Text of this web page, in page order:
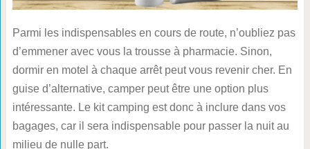
Parmi les indispensables en cours de route, n’oubliez pas
d’emmener avec vous la trousse à pharmacie. Sinon,
dormir en motel à chaque arrêt peut vous revenir cher. En
guise d’alternative, camper peut être une option plus
intéressante. Le kit camping est donc à inclure dans vos
bagages, car il sera indispensable pour passer la nuit au
milieu de nulle part.